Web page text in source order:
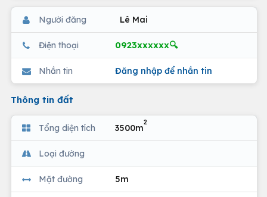
Người đăng Lê Mai
Điện thoại 0923xxxxxx🔍
Nhắn tin Đăng nhập để nhắn tin
Thông tin đất
Tổng diện tích 3500m
2
Loại đường
Mặt đường 5m